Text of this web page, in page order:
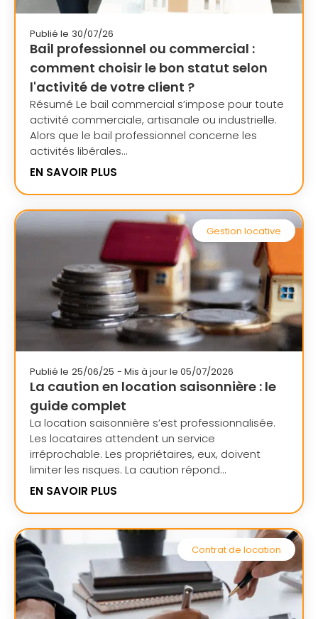
Publié le 30/07/26
Bail professionnel ou commercial :
comment choisir le bon statut selon
l'activité de votre client ?
Résumé Le bail commercial s’impose pour toute
activité commerciale, artisanale ou industrielle.
Alors que le bail professionnel concerne les
activités libérales...
EN SAVOIR PLUS
Gestion locative
Publié le 25/06/25 - Mis à jour le 05/07/2026
La caution en location saisonnière : le
guide complet
La location saisonnière s’est professionnalisée.
Les locataires attendent un service
irréprochable. Les propriétaires, eux, doivent
limiter les risques. La caution répond...
EN SAVOIR PLUS
Contrat de location